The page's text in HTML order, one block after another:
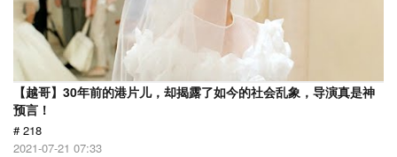
【越哥】30年前的港片儿，却揭露了如今的社会乱象，导演真是神
预言！
# 218
2021-07-21 07:33